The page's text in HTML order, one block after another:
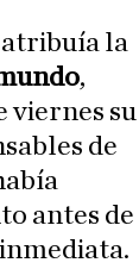
atribuía la
,
viernes su
de
antes de